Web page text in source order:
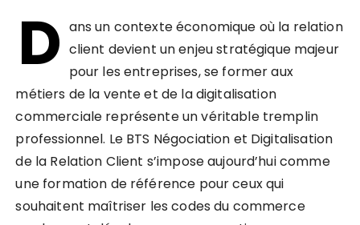
D ans un contexte économique où la relation
client devient un enjeu stratégique majeur
pour les entreprises, se former aux
métiers de la vente et de la digitalisation
commerciale représente un véritable tremplin
professionnel. Le BTS Négociation et Digitalisation
de la Relation Client s’impose aujourd’hui comme
une formation de référence pour ceux qui
souhaitent maîtriser les codes du commerce